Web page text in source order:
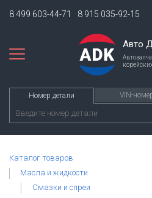
8 499 603-44-71 8 915 035-92-15
Авто
Номер детали VIN-
Каталог товаров
Масла и жидкости
Смазки и спреи